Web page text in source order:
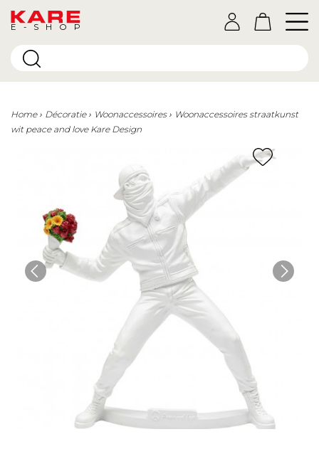
E-SHOP
Home Décoratie Woonaccessoires
Woonaccessoires straatkunst
wit peace and love Kare Design